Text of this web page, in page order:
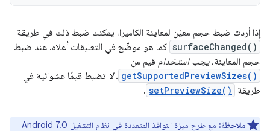
إذا أردت ضبط حجم معيّن لمعاينة الكاميرا، يمكنك ضبط ذلك في طريقة
surfaceChanged() كما هو موضّح في التعليقات أعلاه. عند ضبط
حجم المعاينة،يجب استخدام قيم من
getSupportedPreviewSizes()
.لا تضبط قيمًا عشوائية في
طريقة
setPreviewSize()
.
ملاحظة: مع طرح ميزة النوافذ المتعددة
في نظام التشغيل Android 7.0